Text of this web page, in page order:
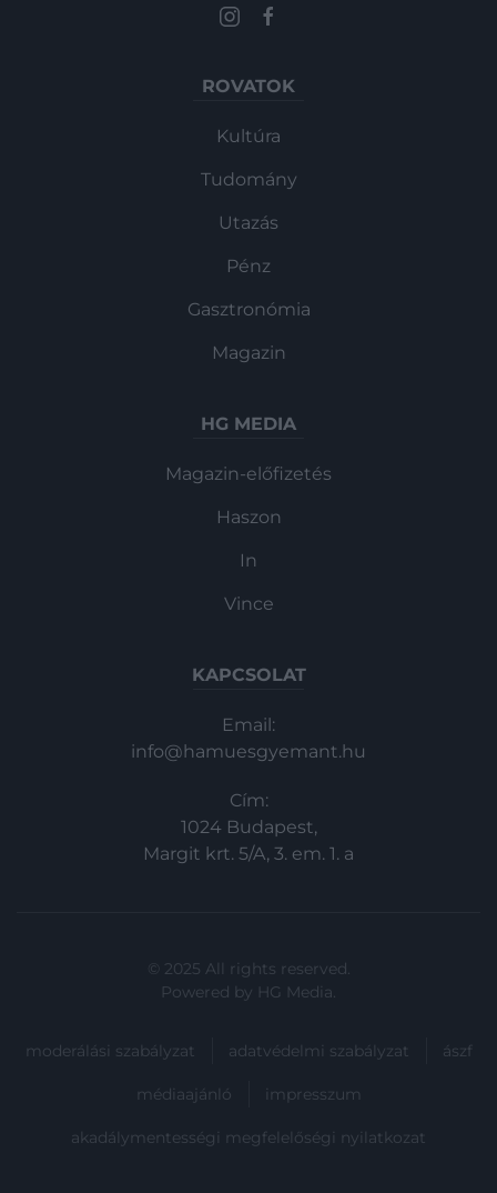
ROVATOK
Kultúra
Tudomány
Utazás
Pénz
Gasztronómia
Magazin
HG MEDIA
Magazin-előfizetés
Haszon
In
Vince
KAPCSOLAT
Email:
info@hamuesgyemant.hu
Cím:
1024 Budapest,
Margit krt. 5/A, 3. em. 1. a
© 2025 All rights reserved.
Powered by HG Media.
moderálási szabályzat adatvédelmi szabályzat ászf
médiaajánló impresszum
akadálymentességi megfelelőségi nyilatkozat